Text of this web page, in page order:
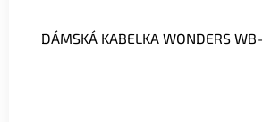
DÁMSKÁ KABELKA WONDERS